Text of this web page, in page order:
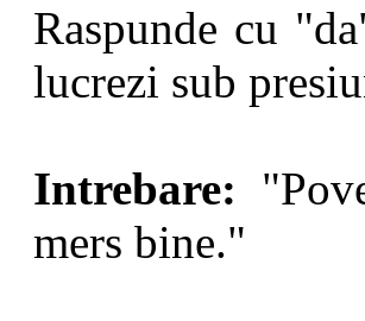
Raspunde cu
lucrezi sub
Intrebare:
mers bine."